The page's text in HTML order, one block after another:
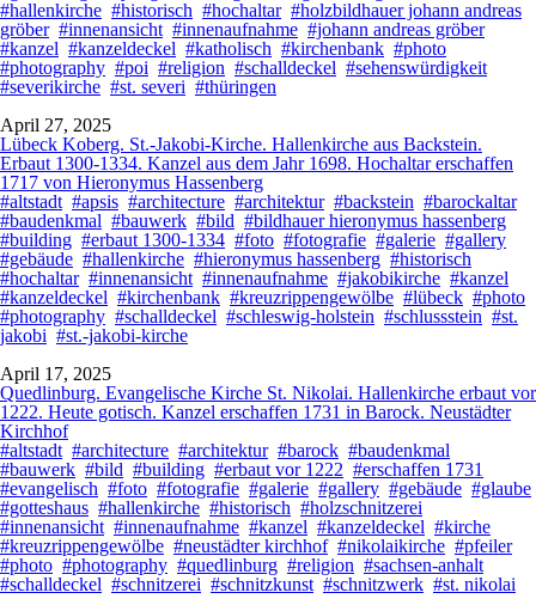
#hallenkirche #historisch #hochaltar #holzbildhauer johann andreas
gröber #innenansicht #innenaufnahme #johann andreas gröber
#kanzel #kanzeldeckel #katholisch #kirchenbank #photo
#photography #poi #religion #schalldeckel #sehenswürdigkeit
#severikirche #st. severi #thüringen
April 27, 2025
Lübeck Koberg. St.-Jakobi-Kirche. Hallenkirche aus Backstein.
Erbaut 1300-1334. Kanzel aus dem Jahr 1698. Hochaltar erschaffen
1717 von Hieronymus Hassenberg
#altstadt #apsis #architecture #architektur #backstein #barockaltar
#baudenkmal #bauwerk #bild #bildhauer hieronymus hassenberg
#building #erbaut 1300-1334 #foto #fotografie #galerie #gallery
#gebäude #hallenkirche #hieronymus hassenberg #historisch
#hochaltar #innenansicht #innenaufnahme #jakobikirche #kanzel
#kanzeldeckel #kirchenbank #kreuzrippengewölbe #lübeck #photo
#photography #schalldeckel #schleswig-holstein #schlussstein #st.
jakobi #st.-jakobi-kirche
April 17, 2025
Quedlinburg. Evangelische Kirche St. Nikolai. Hallenkirche erbaut vor
1222. Heute gotisch. Kanzel erschaffen 1731 in Barock. Neustädter
Kirchhof
#altstadt #architecture #architektur #barock #baudenkmal
#bauwerk #bild #building #erbaut vor 1222 #erschaffen 1731
#evangelisch #foto #fotografie #galerie #gallery #gebäude #glaube
#gotteshaus #hallenkirche #historisch #holzschnitzerei
#innenansicht #innenaufnahme #kanzel #kanzeldeckel #kirche
#kreuzrippengewölbe #neustädter kirchhof #nikolaikirche #pfeiler
#photo #photography #quedlinburg #religion #sachsen-anhalt
#schalldeckel #schnitzerei #schnitzkunst #schnitzwerk #st. nikolai